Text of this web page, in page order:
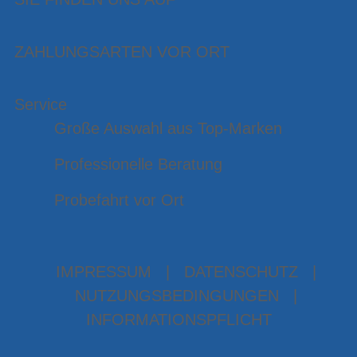
ZAHLUNGSARTEN VOR ORT
Service
Große Auswahl aus Top-Marken
Professionelle Beratung
Probefahrt vor Ort
IMPRESSUM DATENSCHUTZ
NUTZUNGSBEDINGUNGEN
INFORMATIONSPFLICHT